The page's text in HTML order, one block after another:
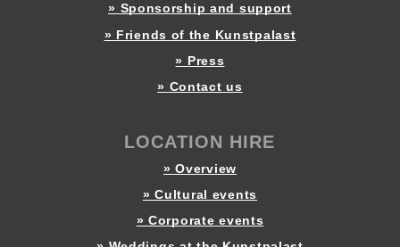
» Sponsorship and support
» Friends of the Kunstpalast
» Press
» Contact us
LOCATION HIRE
» Overview
» Cultural events
» Corporate events